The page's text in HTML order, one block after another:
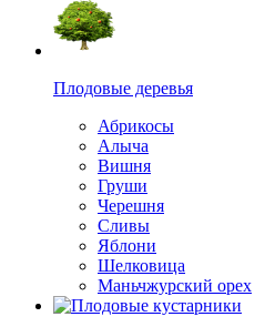
Плодовые деревья
Абрикосы
Алыча
Вишня
Груши
Черешня
Сливы
Яблони
Шелковица
Маньчжурский орех